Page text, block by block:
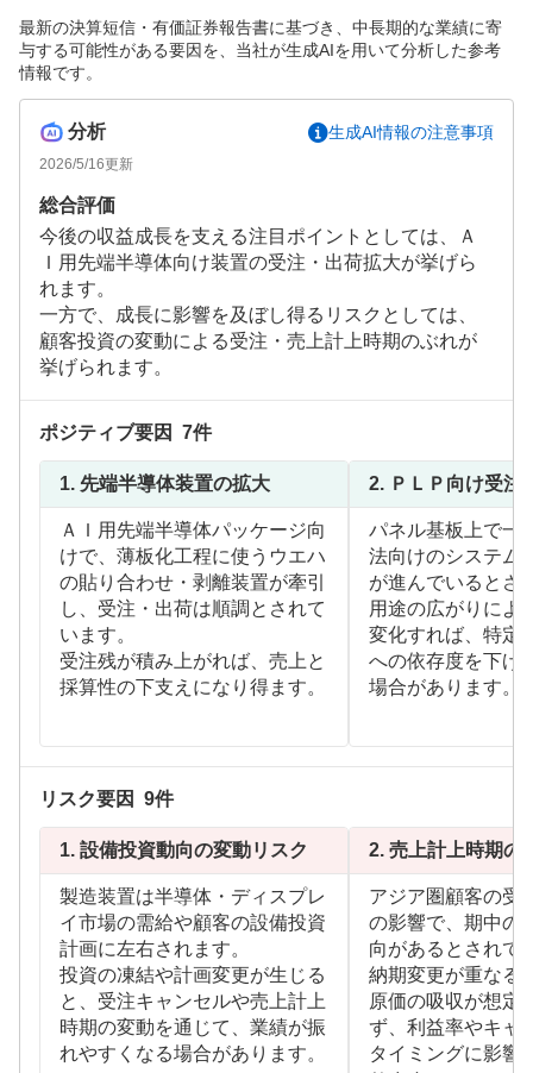
最新の決算短信・有価証券報告書に基づき、中長期的な業績に寄
与する可能性がある要因を、当社が生成AIを用いて分析した参考
情報です。
分析 生成AI情報の注意事項
2026/5/16更新
総合評価
今後の収益成長を支える注目ポイントとしては、Ａ
Ｉ用先端半導体向け装置の受注・出荷拡大が挙げら
れます。
一方で、成長に影響を及ぼし得るリスクとしては、
顧客投資の変動による受注・売上計上時期のぶれが
挙げられます。
ポジティブ要因 7件
1. 先端半導体装置の拡大
ＡＩ用先端半導体パッケージ向
けで、薄板化工程に使うウエハ
の貼り合わせ・剥離装置が牽引
し、受注・出荷は順調とされて
います。
受注残が積み上がれば、売上と
採算性の下支えになり得ます。
2. ＰＬＰ向け受注
パネル基板上で一
法向けのシステム
が進んでいるとさ
用途の広がりによ
変化すれば、特定
への依存度を下げ
場合があります。
リスク要因 9件
1. 設備投資動向の変動リスク
製造装置は半導体・ディスプレ
イ市場の需給や顧客の設備投資
計画に左右されます。
投資の凍結や計画変更が生じる
と、受注キャンセルや売上計上
時期の変動を通じて、業績が振
れやすくなる場合があります。
2. 売上計上時期の
アジア圏顧客の受
の影響で、期中の
向があるとされて
納期変更が重なる
原価の吸収が想定
ず、利益率やキャ
タイミングに影響